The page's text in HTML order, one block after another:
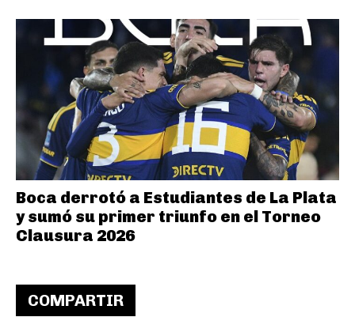
COMPARTIR
Boca derrotó a Estudiantes de La Plata
y sumó su primer triunfo en el Torneo
Clausura 2026